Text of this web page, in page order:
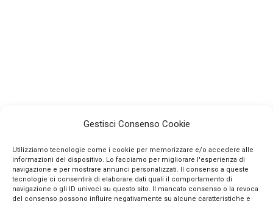
Gestisci Consenso Cookie
Utilizziamo tecnologie come i cookie per memorizzare e/o accedere alle
informazioni del dispositivo. Lo facciamo per migliorare l'esperienza di
navigazione e per mostrare annunci personalizzati. Il consenso a queste
tecnologie ci consentirà di elaborare dati quali il comportamento di
navigazione o gli ID univoci su questo sito. Il mancato consenso o la revoca
del consenso possono influire negativamente su alcune caratteristiche e
INFO